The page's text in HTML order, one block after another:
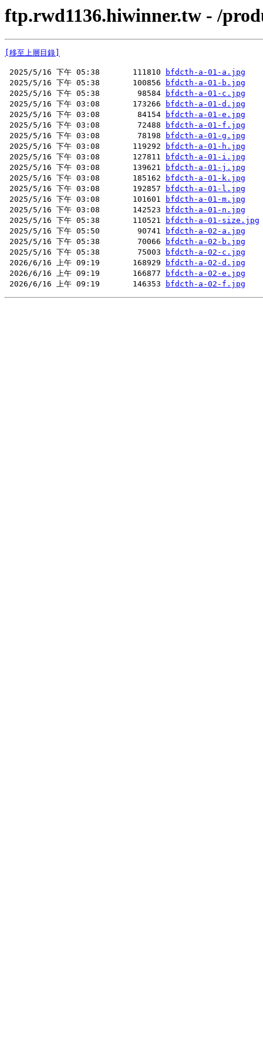
ftp.rwd1136.hiwinner.tw - /
[移至上層目錄]
2025/5/16 下午 05:38       111810
bfdcth-a-01-a.jpg
2025/5/16 下午 05:38       100856
bfdcth-a-01-b.jpg
2025/5/16 下午 05:38        98584
bfdcth-a-01-c.jpg
2025/5/16 下午 03:08       173266
bfdcth-a-01-d.jpg
2025/5/16 下午 03:08        84154
bfdcth-a-01-e.jpg
2025/5/16 下午 03:08        72488
bfdcth-a-01-f.jpg
2025/5/16 下午 03:08        78198
bfdcth-a-01-g.jpg
2025/5/16 下午 03:08       119292
bfdcth-a-01-h.jpg
2025/5/16 下午 03:08       127811
bfdcth-a-01-i.jpg
2025/5/16 下午 03:08       139621
bfdcth-a-01-j.jpg
2025/5/16 下午 03:08       185162
bfdcth-a-01-k.jpg
2025/5/16 下午 03:08       192857
bfdcth-a-01-l.jpg
2025/5/16 下午 03:08       101601
bfdcth-a-01-m.jpg
2025/5/16 下午 03:08       142523
bfdcth-a-01-n.jpg
2025/5/16 下午 05:38       110521
bfdcth-a-01-size.jpg
2025/5/16 下午 05:50        90741
bfdcth-a-02-a.jpg
2025/5/16 下午 05:38        70066
bfdcth-a-02-b.jpg
2025/5/16 下午 05:38        75003
bfdcth-a-02-c.jpg
2026/6/16 上午 09:19       168929
bfdcth-a-02-d.jpg
2026/6/16 上午 09:19       166877
bfdcth-a-02-e.jpg
2026/6/16 上午 09:19       146353
bfdcth-a-02-f.jpg